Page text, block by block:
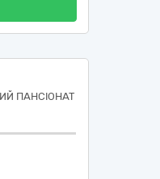
ПАНСІОНАТ